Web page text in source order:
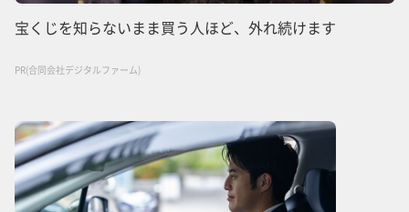
宝くじを知らないまま買う人ほど、外れ続けます
PR(合同会社デジタルファーム)